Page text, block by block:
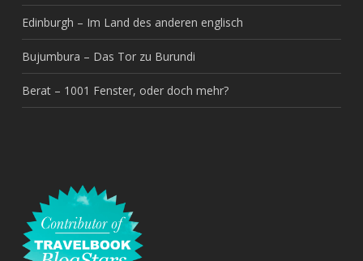
Edinburgh – Im Land des anderen englisch
Bujumbura – Das Tor zu Burundi
Berat – 1001 Fenster, oder doch mehr?